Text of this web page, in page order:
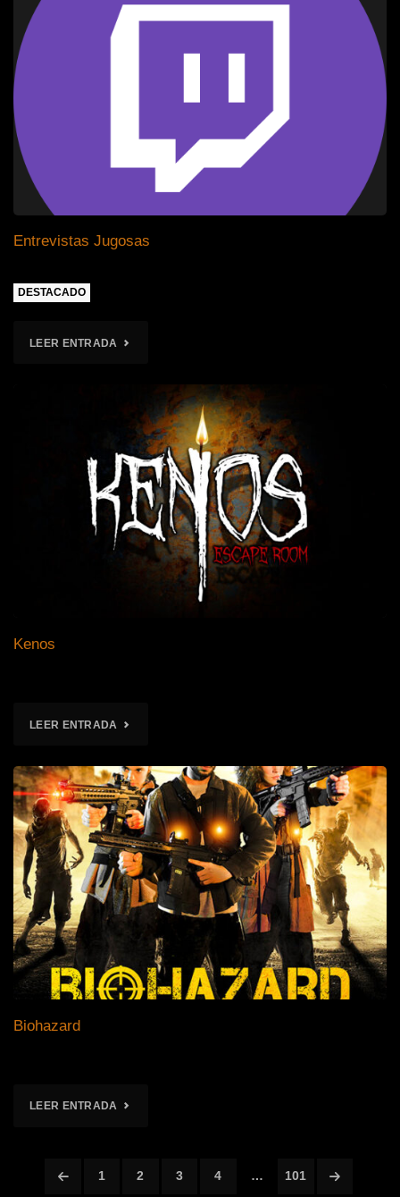
Entrevistas Jugosas
DESTACADO
LEER ENTRADA "ENTREVISTAS
Kenos
LEER ENTRADA "KENOS"
Biohazard
LEER ENTRADA "BIOHAZARD"
1 2 3 4 … 101